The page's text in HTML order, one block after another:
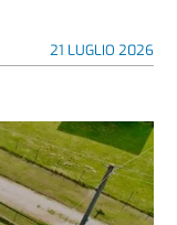
21 LUGLIO 2026